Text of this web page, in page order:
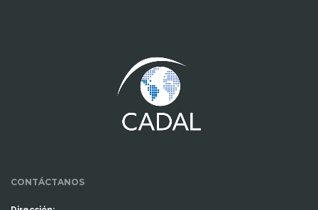
CONTÁCTANOS